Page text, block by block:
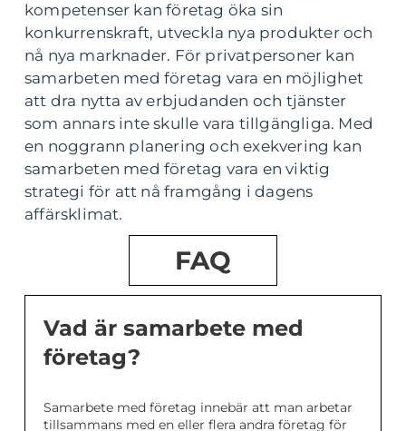
kompetenser kan företag öka sin
konkurrenskraft, utveckla nya produkter och
nå nya marknader. För privatpersoner kan
samarbeten med företag vara en möjlighet
att dra nytta av erbjudanden och tjänster
som annars inte skulle vara tillgängliga. Med
en noggrann planering och exekvering kan
samarbeten med företag vara en viktig
strategi för att nå framgång i dagens
affärsklimat.
FAQ
Vad är samarbete med
företag?
Samarbete med företag innebär att man arbetar
tillsammans med en eller flera andra företag för